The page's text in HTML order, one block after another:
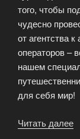
того, чтобы
чудесно
от агентства
операторов –
нашем
для себя мир!
Читать далее